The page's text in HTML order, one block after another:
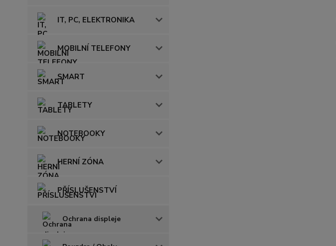
IT, PC, ELEKTRONIKA
MOBILNÍ TELEFONY
SMART
TABLETY
NOTEBOOKY
HERNÍ ZÓNA
PŘÍSLUŠENSTVÍ
Ochrana displeje